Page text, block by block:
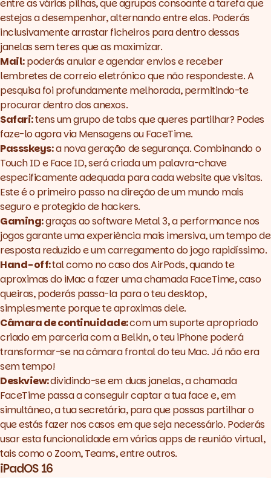
entre as várias pilhas, que agrupas consoante a tarefa que
estejas a desempenhar, alternando entre elas. Poderás
inclusivamente arrastar ficheiros para dentro dessas
janelas sem teres que as maximizar.
Mail:poderás anular e agendar envios e receber
lembretes de correio eletrónico que não respondeste. A
pesquisa foi profundamente melhorada, permitindo-te
procurar dentro dos anexos.
Safari:tens um grupo de tabs que queres partilhar? Podes
faze-lo agora via Mensagens ou FaceTime.
Passskeys:a nova geração de segurança. Combinando o
Touch ID e Face ID, será criada um palavra-chave
especificamente adequada para cadawebsiteque visitas.
Este é o primeiro passo na direção de um mundo mais
seguro e protegido dehackers.
Gaming:graças aosoftwareMetal 3, a performance nos
jogos garante uma experiência mais imersiva, um tempo de
resposta reduzido e um carregamento do jogo rapidíssimo.
Hand-off:tal como no caso dos AirPods, quando te
aproximas do iMac a fazer uma chamada FaceTime, caso
queiras, poderás passa-la para o teudesktop,
simplesmente porque te aproximas dele.
Câmara de continuidade:com um suporte apropriado
criado em parceria com a Belkin, o teu iPhone poderá
transformar-se na câmara frontal do teu Mac. Já não era
sem tempo!
Deskview:dividindo-se em duas janelas, a chamada
FaceTime passa a conseguir captar a tua face e, em
simultâneo, a tua secretária, para que possas partilhar o
que estás fazer nos casos em que seja necessário. Poderás
usar esta funcionalidade em várias apps de reunião virtual,
tais como o Zoom, Teams, entre outros.
iPadOS 16